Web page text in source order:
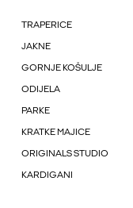
TRAPERICE
JAKNE
GORNJE KOŠULJE
ODIJELA
PARKE
KRATKE MAJICE
ORIGINALS STUDIO
KARDIGANI